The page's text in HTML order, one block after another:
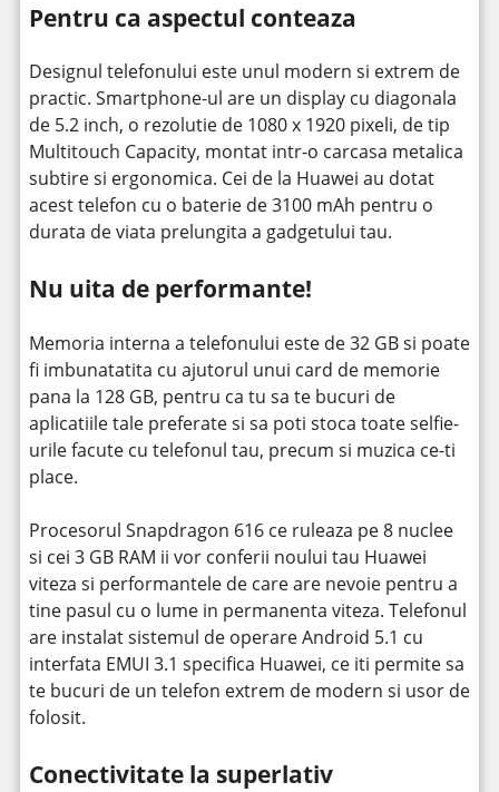
Pentru ca aspectul conteaza
Designul telefonului este unul modern si extrem de
practic. Smartphone-ul are un display cu diagonala
de 5.2 inch, o rezolutie de 1080 x 1920 pixeli, de tip
Multitouch Capacity, montat intr-o carcasa metalica
subtire si ergonomica. Cei de la Huawei au dotat
acest telefon cu o baterie de 3100 mAh pentru o
durata de viata prelungita a gadgetului tau.
Nu uita de performante!
Memoria interna a telefonului este de 32 GB si poate
fi imbunatatita cu ajutorul unui card de memorie
pana la 128 GB, pentru ca tu sa te bucuri de
aplicatiile tale preferate si sa poti stoca toate selfie-
urile facute cu telefonul tau, precum si muzica ce-ti
place.
Procesorul Snapdragon 616 ce ruleaza pe 8 nuclee
si cei 3 GB RAM ii vor conferii noului tau Huawei
viteza si performantele de care are nevoie pentru a
tine pasul cu o lume in permanenta viteza. Telefonul
are instalat sistemul de operare Android 5.1 cu
interfata EMUI 3.1 specifica Huawei, ce iti permite sa
te bucuri de un telefon extrem de modern si usor de
folosit.
Conectivitate la superlativ